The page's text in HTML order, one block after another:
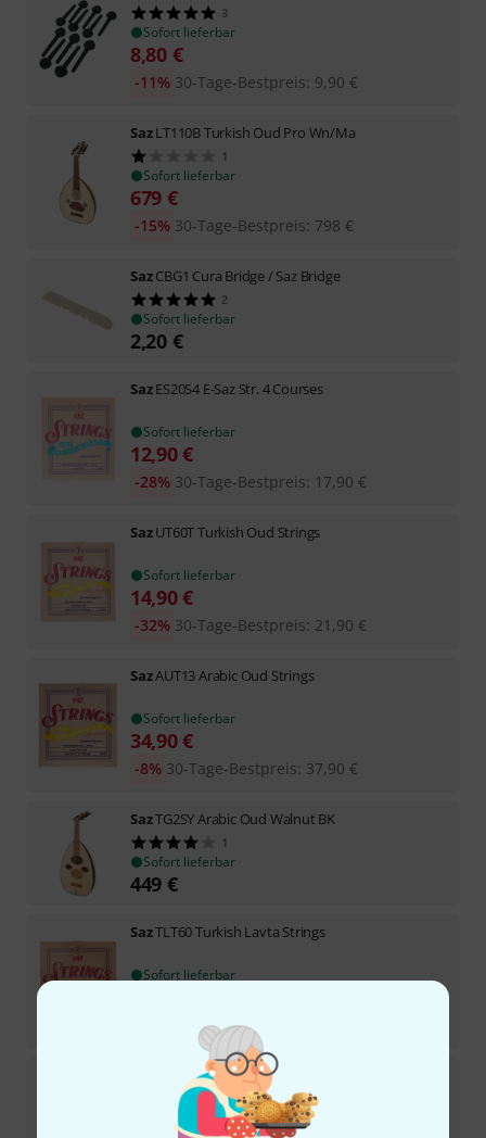
3
Sofort lieferbar
8,80 €
30-Tage-Bestpreis: 9,90 €
-11%
SazLT110B Turkish Oud Pro Wn/Ma
1
Sofort lieferbar
679 €
30-Tage-Bestpreis: 798 €
-15%
SazCBG1 Cura Bridge / Saz Bridge
2
Sofort lieferbar
2,20 €
SazES20S4 E-Saz Str. 4 Courses
Sofort lieferbar
12,90€
30-Tage-Bestpreis: 17,90 €
-28%
SazUT60T Turkish Oud Strings
Sofort lieferbar
14,90€
30-Tage-Bestpreis: 21,90 €
-32%
SazAUT13 Arabic Oud Strings
Sofort lieferbar
34,90€
30-Tage-Bestpreis: 37,90 €
-8%
SazTG2SY Arabic Oud Walnut BK
1
Sofort lieferbar
449 €
SazTLT60 Turkish Lavta Strings
Sofort lieferbar
30-Tage-Bestpreis
720B Cura Pegs Set Hornbeam
3
Sofort lieferbar